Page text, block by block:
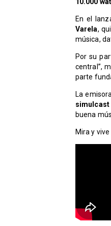
10.000
En el
Varela,
música,
Por su
central”,
parte
La
simulcast
buena
Mira y